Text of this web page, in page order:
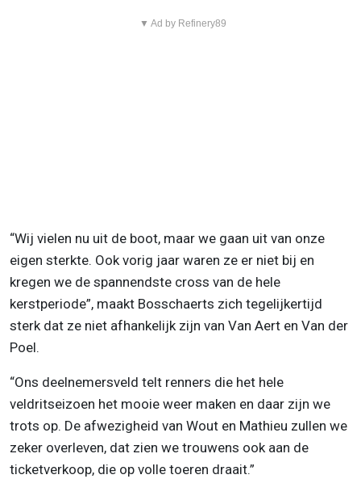
▼ Ad by Refinery89
“Wij vielen nu uit de boot, maar we gaan uit van onze
eigen sterkte. Ook vorig jaar waren ze er niet bij en
kregen we de spannendste cross van de hele
kerstperiode”, maakt Bosschaerts zich tegelijkertijd
sterk dat ze niet afhankelijk zijn van Van Aert en Van der
Poel.
“Ons deelnemersveld telt renners die het hele
veldritseizoen het mooie weer maken en daar zijn we
trots op. De afwezigheid van Wout en Mathieu zullen we
zeker overleven, dat zien we trouwens ook aan de
ticketverkoop, die op volle toeren draait.”